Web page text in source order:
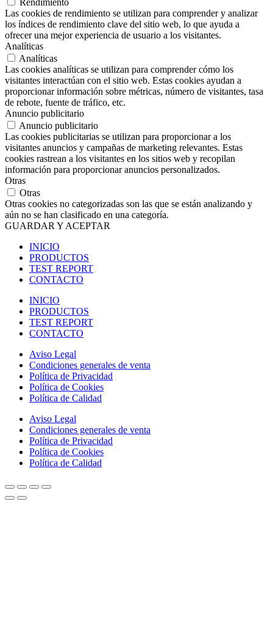
Rendimiento
Las cookies de rendimiento se utilizan para comprender y analizar
los índices de rendimiento clave del sitio web, lo que ayuda a
ofrecer una mejor experiencia de usuario a los visitantes.
Analíticas
Analíticas
Las cookies analíticas se utilizan para comprender cómo los
visitantes interactúan con el sitio web. Estas cookies ayudan a
proporcionar información sobre métricas, número de visitantes, tasa
de rebote, fuente de tráfico, etc.
Anuncio publicitario
Anuncio publicitario
Las cookies publicitarias se utilizan para proporcionar a los
visitantes anuncios y campañas de marketing relevantes. Estas
cookies rastrean a los visitantes en los sitios web y recopilan
información para proporcionar anuncios personalizados.
Otras
Otras
Otras cookies no categorizadas son las que se están analizando y
aún no se han clasificado en una categoría.
GUARDAR Y ACEPTAR
INICIO
PRODUCTOS
TEST REPORT
CONTACTO
INICIO
PRODUCTOS
TEST REPORT
CONTACTO
Aviso Legal
Condiciones generales de venta
Política de Privacidad
Política de Cookies
Política de Calidad
Aviso Legal
Condiciones generales de venta
Política de Privacidad
Política de Cookies
Política de Calidad